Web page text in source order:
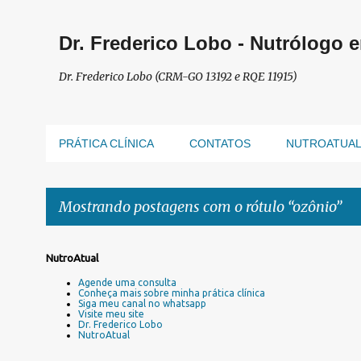
Dr. Frederico Lobo - Nutrólogo
Dr. Frederico Lobo (CRM-GO 13192 e RQE 11915)
PRÁTICA CLÍNICA CONTATOS NUTROATUAL
Mostrando postagens com o rótulo ozônio
P
NutroAtual
Agende uma consulta
Conheça mais sobre minha prática clínica
Siga meu canal no whatsapp
Visite meu site
Dr. Frederico Lobo
NutroAtual